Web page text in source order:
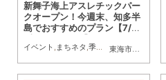
東海市
,知多市
新舞子海上アスレチックパー
クオープン！今週末、知多半
島でおすすめのプラン【7/12
イベント , まちネタ ,季節ネタ ,まとめ記事